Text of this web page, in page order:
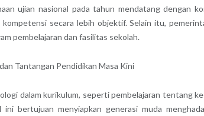
ujian nasional pada tahun mendatang dengan
secara lebih objektif. Selain itu,
pembelajaran dan fasilitas sekolah.
Tantangan Pendidikan Masa Kini
dalam kurikulum, seperti pembelajaran tentang
bertujuan menyiapkan generasi muda